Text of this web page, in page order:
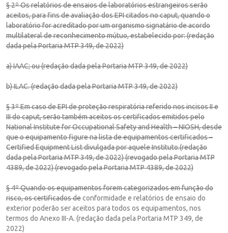
§ 2º Os relatórios de ensaios de laboratórios estrangeiros serão
aceitos, para fins de avaliação dos EPI citados no caput, quando o
laboratório for acreditado por um organismo signatário de acordo
multilateral de reconhecimento mútuo, estabelecido por: (redação
dada pela Portaria MTP 349, de 2022)
a) IAAC; ou (redação dada pela Portaria MTP 349, de 2022)
b) ILAC. (redação dada pela Portaria MTP 349, de 2022)
§ 3º Em caso de EPI de proteção respiratória referido nos incisos II e
III do caput, serão também aceitos os certificados emitidos pelo
National Institute for Occupational Safety and Health – NIOSH, desde
que o equipamento figure na lista de equipamentos certificados –
Certified Equipment List divulgada por aquele Instituto.(redação
dada pela Portaria MTP 349, de 2022) (revogado pela Portaria MTP
4389, de 2022) (revogado pela Portaria MTP 4389, de 2022)
§ 4º Quando os equipamentos forem categorizados em função do
risco, os certificados deconformidade e relatórios de ensaio do
exterior poderão ser aceitos para todos os equipamentos, nos
termos do Anexo III-A. (redação dada pela Portaria MTP 349, de
2022)